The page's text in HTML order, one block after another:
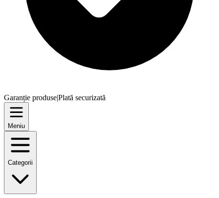
Garanție produse|Plată securizată
Meniu
Categorii